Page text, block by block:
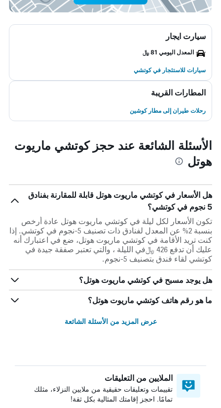
سيارت ايجار
المعدل اليومي 81 ﷼
سيارات للاستئجار في كوتشي
المطارات القريبة
رحلات طيران إلى مطار كوشين
الأسئلة الشائعة عند حجز كوتشي ماريوت
هوتل
هل الأسعار في كوتشي ماريوت هوتل قابلة للمقارنة بفنادق
5 نجوم في كوتشي؟
تكون الأسعار لكل ليلة في كوتشي ماريوت هوتل عادة أرخص
بنسبة 2% عن المعدل لفنادق ذات تصنيف 5-نجوم في كوتشي. إذا
كنت تريد الأقامة في كوتشي ماريوت هوتل، ضع في اعتبارك أنه
عليك أن تدفع 426 ﷼في الليلة ، والتي تعتبر صفقة جيدة في
كوتشي لقاء فندق بتصنيف 5-نجوم.
هل يوجد مسبح في كوتشي ماريوت هوتل؟
ما هو رقم هاتف كوتشي ماريوت هوتل؟
عرض المزيد من الأسئلة الشائعة
الملايين من التعليقات
تقييمات وتعليقات حقيقية من ملايين النزلاء، مثلك
تمامًا. احجز إقامتك المثالية بكل ثقة!